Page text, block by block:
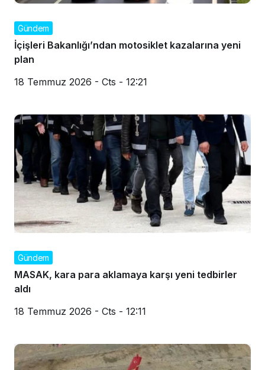
Gündem
İçişleri Bakanlığı’ndan motosiklet kazalarına yeni
plan
18 Temmuz 2026 - Cts - 12:21
Gündem
MASAK, kara para aklamaya karşı yeni tedbirler
aldı
18 Temmuz 2026 - Cts - 12:11